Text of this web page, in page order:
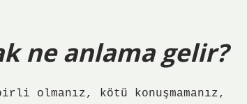
ne anlama gelir?
olmanız, kötü konuşmamanız,